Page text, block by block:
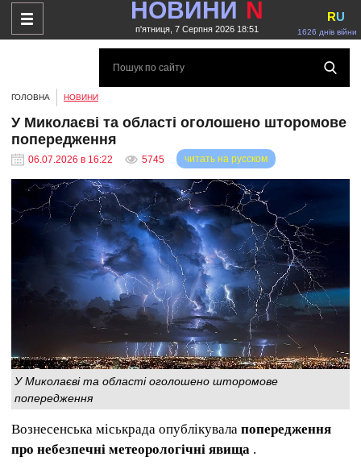
НОВИНИ N
п'ятниця, 7 Серпня 2026 18:51 1626 днів війни
RU
ГОЛОВНА НОВИНИ
У Миколаєві та області оголошено шторомове
попередження
06.07.2026 в 16:22 5745 читать на русском
У Миколаєві та області оголошено шторомове
попередження
Вознесенська міськрада опублікувала попередження
про небезпечні метеорологічні явища .